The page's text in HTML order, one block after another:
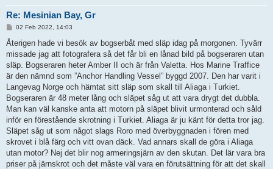
Re: Mesinian Bay, Gr
P
s
02 Feb 2022, 14:03
Återigen hade vi besök av bogserbåt med släp idag på morgonen. Tyvärr
missade jag att fotografera så det får bli en lånad bild på bogseraren utan
släp. Bogseraren heter Amber II och är från Valetta. Hos Marine Traffice
är den nämnd som ”Anchor Handling Vessel” byggd 2007. Den har varit i
Langevag Norge och hämtat sitt släp som skall till Aliaga i Turkiet.
Bogseraren är 48 meter lång och släpet såg ut att vara drygt det dubbla.
Man kan väl kanske anta att motorn på släpet blivit urmonterad och såld
inför en förestående skrotning i Turkiet. Aliaga är ju känt för detta tror jag.
Släpet såg ut som något slags Roro med överbyggnaden i fören med
skrovet i blå färg och vitt ovan däck. Vad annars skall de göra i Aliaga
utan motor? Nej det blir nog armeringsjärn av den skutan. Det lär vara bra
priser på järnskrot och det måste väl vara en förutsättning för att det skall